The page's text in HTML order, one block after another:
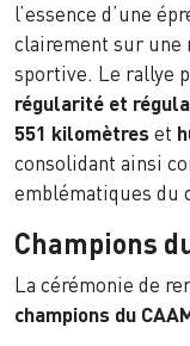
l’essence d’une
clairement sur une
sportive. Le rallye
régularité et
551 kilomètreset
consolidant ainsi
emblématiques du
Champions
La cérémonie de
champions du